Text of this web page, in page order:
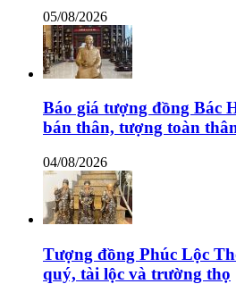
05/08/2026
Báo giá tượng đồng Bác
bán thân, tượng toàn
04/08/2026
Tượng đồng Phúc Lộc
quý, tài lộc và trường thọ